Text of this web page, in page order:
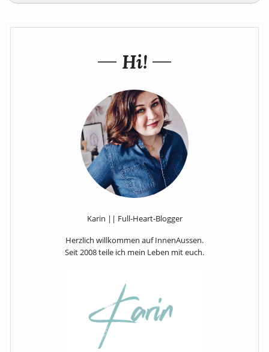
Hi!
Karin || Full-Heart-Blogger
Herzlich willkommen auf InnenAussen.
Seit 2008 teile ich mein Leben mit euch.